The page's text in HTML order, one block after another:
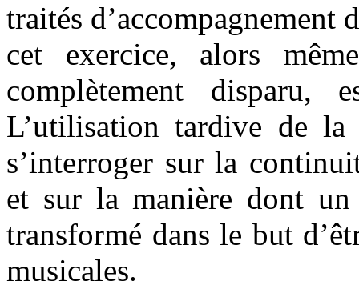
traités d’accompagnement
cet exercice, alors
complètement disparu,
L’utilisation tardive de
s’interroger sur la
et sur la manière dont un
transformé dans le but
musicales.